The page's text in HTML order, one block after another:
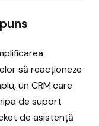
să reacționeze
un CRM care
de suport
de asistență